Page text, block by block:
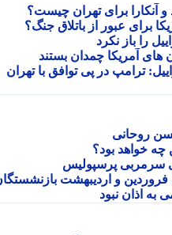
برای تهران چیست؟
عبور از باتلاق جنگ؟
باز نکرد
چمدان بستند
در پی توافق با تهران
روحانی
خواهد بود؟
پرسپولیس
و اردیبهشت بازنشستگان
نبود